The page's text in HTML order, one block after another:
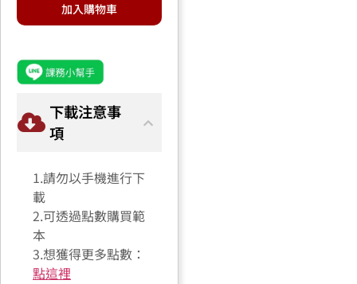
加入購物車
下載注意事
項
1.請勿以手機進行下
載
2.可透過點數購買範
本
3.想獲得更多點數：
點這裡